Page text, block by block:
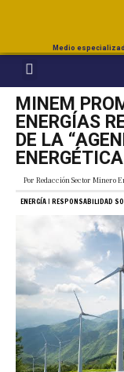
Medio
MINEM
ENERGÍAS
DE LA
Por Redacción Sector Minero
ENERGÍA| RESPONSABILIDAD